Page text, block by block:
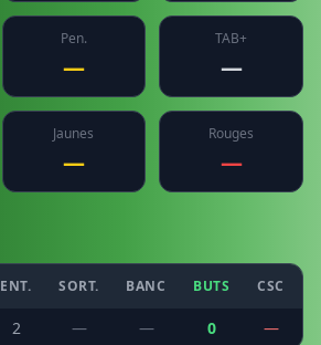
Pen.
—
TAB+
—
Jaunes
—
Rouges
—
ENT. SORT. BANC BUTS CSC
2 — — 0 —